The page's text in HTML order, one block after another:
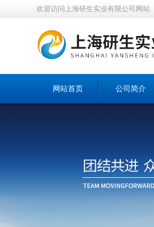
欢迎访问上海研生实业有限公司网站
网站首页 公司简介